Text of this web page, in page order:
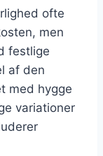
ofte
men
festlige
af den
med hygge
variationer